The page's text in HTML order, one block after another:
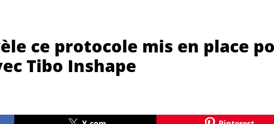
ce protocole mis en place
Tibo Inshape